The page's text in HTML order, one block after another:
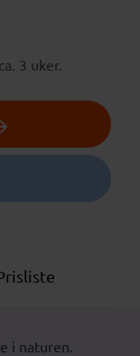
3 uker.
i naturen.